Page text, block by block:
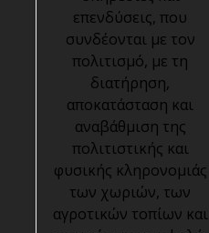
επενδύσεις, που
συνδέονται με τον
πολιτισμό, με τη
διατήρηση,
αποκατάσταση και
αναβάθμιση της
πολιτιστικής και
φυσικής κληρονομιάς
των χωριών, των
αγροτικών τοπίων και